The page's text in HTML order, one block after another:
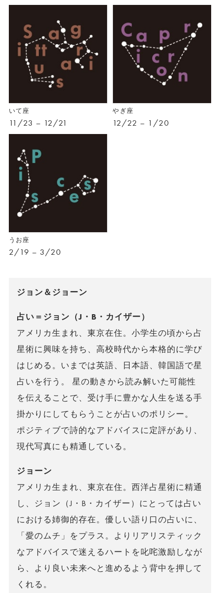
いて座
11/23 – 12/21
やぎ座
12/22 – 1/20
うお座
2/19 – 3/20
ジョン＆ジョーン
占い＝ジョン（J・B・カイザー）
アメリカ生まれ、東京在住。小学生の頃から占
星術に興味を持ち、高校時代から本格的に学び
はじめる。いまでは英語、日本語、韓国語で星
占いを行う。 星の動きから読み解いた可能性
を伝えることで、受け手に豊かな人生を送る手
掛かりにしてもらうことが占いのポリシー。
ポジティブで詩的なアドバイスに定評があり、
現代写真にも精通している。
ジョーン
アメリカ生まれ、東京在住。西洋占星術に精通
し、ジョン（J・B・カイザー）にとっては占い
における姉御的存在。優しい語り口の占いに、
「愛のムチ」をプラス。よりリアリスティック
なアドバイスで迷えるハートを叱咤激励しなが
ら、より良い未来へと進めるよう背中を押して
くれる。